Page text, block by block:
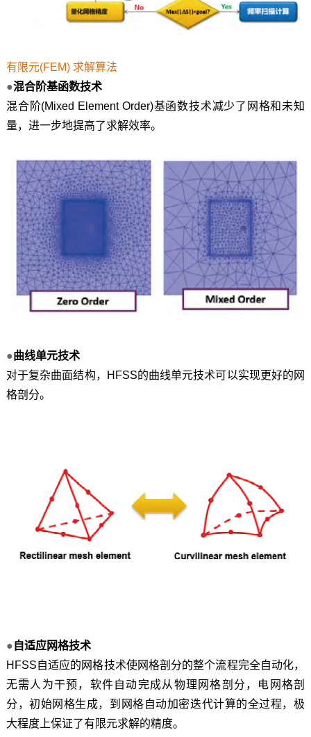
有限元(FEM) 求解算法
●混合阶基函数技术
混合阶(Mixed Element Order)基函数技术减少了网格和未知
量，进一步地提高了求解效率。
●曲线单元技术
对于复杂曲面结构，HFSS的曲线单元技术可以实现更好的网
格剖分。
● 自适应网格技术
HFSS自适应的网格技术使网格剖分的整个流程完全自动化，
无需人为干预，软件自动完成从物理网格剖分，电网格剖
分，初始网格生成，到网格自动加密迭代计算的全过程，极
大程度上保证了有限元求解的精度。